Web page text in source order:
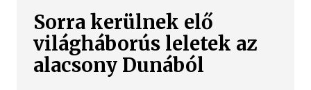
Sorra kerülnek elő
világháborús leletek az
alacsony Dunából